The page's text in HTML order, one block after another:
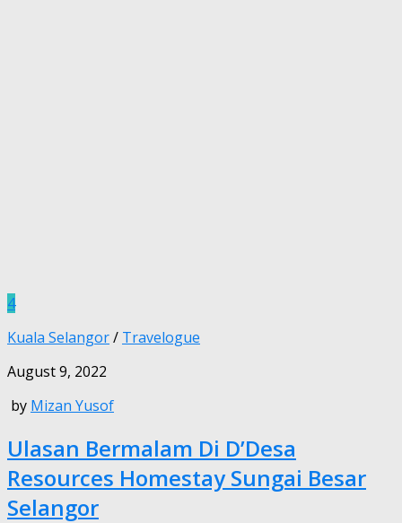
4
Kuala Selangor/ Travelogue
August 9, 2022
by Mizan Yusof
Ulasan Bermalam Di D’Desa
Resources Homestay Sungai Besar
Selangor